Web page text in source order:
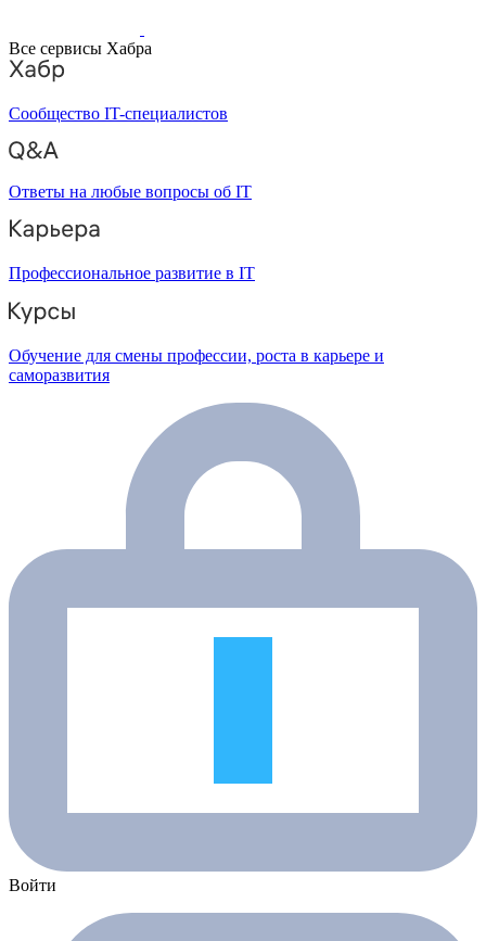
Все сервисы Хабра
Сообщество IT-специалистов
Ответы на любые вопросы об IT
Профессиональное развитие в IT
Обучение для смены профессии, роста в карьере и
саморазвития
Войти